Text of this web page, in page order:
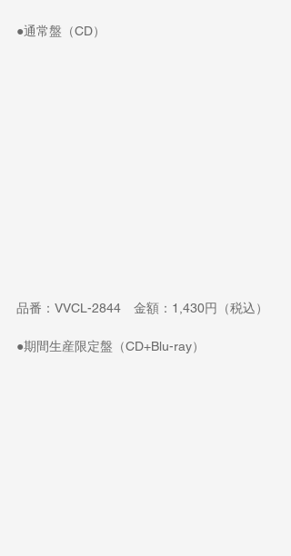
●通常盤（CD）
品番：VVCL-2844　金額：1,430円（税込）
●期間生産限定盤（CD+Blu-ray）